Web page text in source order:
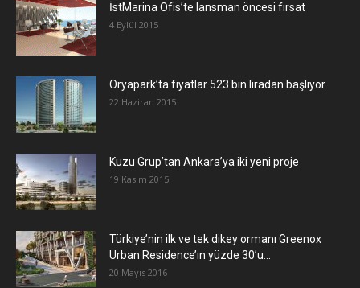
İstMarina Ofis’te lansman öncesi fırsat
4 Eylül 2015
Oryapark’ta fiyatlar 523 bin liradan başlıyor
22 Haziran 2015
​Kuzu Grup’tan Ankara’ya iki yeni proje
19 Kasım 2015
Türkiye’nin ilk ve tek dikey ormanı Greenox
Urban Residence’ın yüzde 30’u...
20 Mayıs 2016